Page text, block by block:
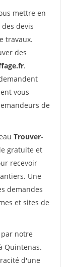
mettre en
devis
travaux.
des
.
vous
de
Trouver-
gratuite et
recevoir
Une
demandes
et sites de
notre
Quintenas.
d'une